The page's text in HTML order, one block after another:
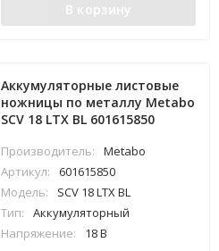
В корзину
Аккумуляторные листовые
ножницы по металлу Metabo
SCV 18 LTX BL 601615850
Производитель:
Metabo
Артикул:
601615850
Модель:
SCV 18 LTX BL
Тип:
Аккумуляторный
Напряжение:
18 В